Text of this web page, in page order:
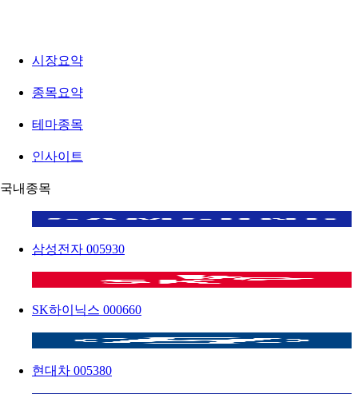
시장요약
종목요약
테마종목
인사이트
국내종목
삼성전자 005930
SK하이닉스 000660
현대차 005380